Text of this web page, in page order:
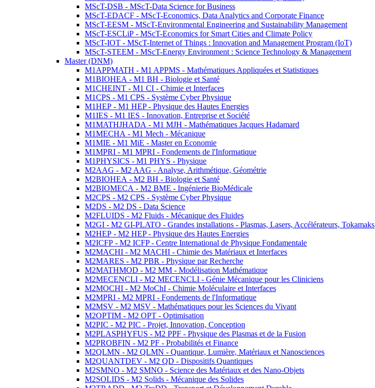
MScT-DSB - MScT-Data Science for Business
MScT-EDACF - MScT-Economics, Data Analytics and Corporate Finance
MScT-EESM - MScT-Environmental Engineering and Sustainability Management
MScT-ESCLiP - MScT-Economics for Smart Cities and Climate Policy
MScT-IOT - MScT-Internet of Things : Innovation and Management Program (IoT)
MScT-STEEM - MScT-Energy Environment : Science Technology & Management
Master (DNM)
M1APPMATH - M1 APPMS - Mathématiques Appliquées et Statistiques
M1BIOHEA - M1 BH - Biologie et Santé
M1CHEINT - M1 CI - Chimie et Interfaces
M1CPS - M1 CPS - Système Cyber Physique
M1HEP - M1 HEP - Physique des Hautes Energies
M1IES - M1 IES - Innovation, Entreprise et Société
M1MATHJHADA - M1 MJH - Mathématiques Jacques Hadamard
M1MECHA - M1 Mech - Mécanique
M1MIE - M1 MiE - Master en Economie
M1MPRI - M1 MPRI - Fondements de l'Informatique
M1PHYSICS - M1 PHYS - Physique
M2AAG - M2 AAG - Analyse, Arithmétique, Géométrie
M2BIOHEA - M2 BH - Biologie et Santé
M2BIOMECA - M2 BME - Ingénierie BioMédicale
M2CPS - M2 CPS - Système Cyber Physique
M2DS - M2 DS - Data Science
M2FLUIDS - M2 Fluids - Mécanique des Fluides
M2GI - M2 GI-PLATO - Grandes installations - Plasmas, Lasers, Accélérateurs, Tokamaks
M2HEP - M2 HEP - Physique des Hautes Energies
M2ICFP - M2 ICFP - Centre International de Physique Fondamentale
M2MACHI - M2 MACHI - Chimie des Matériaux et Interfaces
M2MARES - M2 PBR - Physique par Recherche
M2MATHMOD - M2 MM - Modélisation Mathématique
M2MECENCLI - M2 MECENCLI - Génie Mécanique pour les Cliniciens
M2MOCHI - M2 MoChI - Chimie Moléculaire et Interfaces
M2MPRI - M2 MPRI - Fondements de l'Informatique
M2MSV - M2 MSV - Mathématiques pour les Sciences du Vivant
M2OPTIM - M2 OPT - Optimisation
M2PIC - M2 PIC - Projet, Innovation, Conception
M2PLASPHYFUS - M2 PPF - Physique des Plasmas et de la Fusion
M2PROBFIN - M2 PF - Probabilités et Finance
M2QLMN - M2 QLMN - Quantique, Lumière, Matériaux et Nanosciences
M2QUANTDEV - M2 QD - Dispositifs Quantiques
M2SMNO - M2 SMNO - Science des Matériaux et des Nano-Objets
M2SOLIDS - M2 Solids - Mécanique des Solides